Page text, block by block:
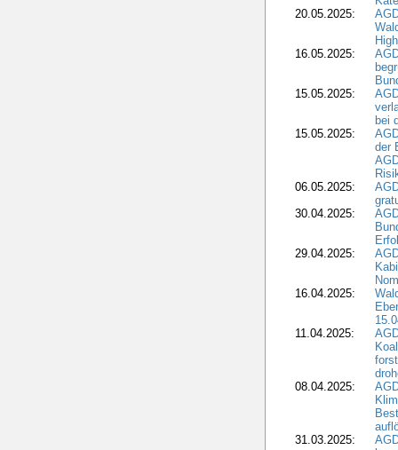
20.05.2025:
16.05.2025:
15.05.2025:
bei
15.05.2025:
der
06.05.2025:
30.04.2025:
29.04.2025:
16.04.2025:
11.04.2025:
08.04.2025:
31.03.2025: